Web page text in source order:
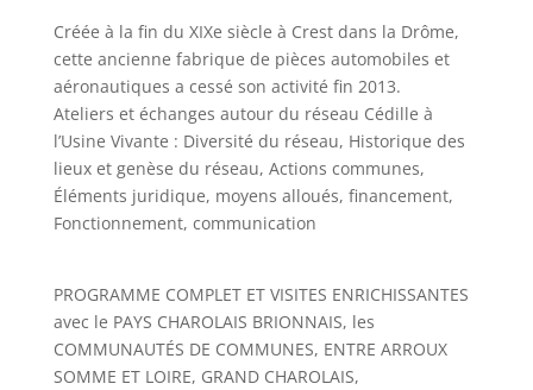
Créée à la fin du XIXe siècle à Crest dans la Drôme,
cette ancienne fabrique de pièces automobiles et
aéronautiques a cessé son activité fin 2013.
Ateliers et échanges autour du réseau Cédille à
l’Usine Vivante : Diversité du réseau, Historique des
lieux et genèse du réseau, Actions communes,
Éléments juridique, moyens alloués, financement,
Fonctionnement, communication
PROGRAMME COMPLET ET VISITES ENRICHISSANTES
avec le PAYS CHAROLAIS BRIONNAIS, les
COMMUNAUTÉS DE COMMUNES, ENTRE ARROUX
SOMME ET LOIRE, GRAND CHAROLAIS,